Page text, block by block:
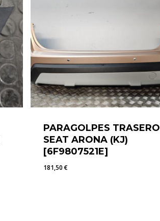
PARAGOLPES TRASERO
SEAT ARONA (KJ)
[6F9807521E]
181,50€